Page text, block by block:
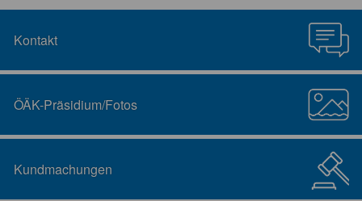
Kontakt
ÖÄK-Präsidium/Fotos
Kundmachungen